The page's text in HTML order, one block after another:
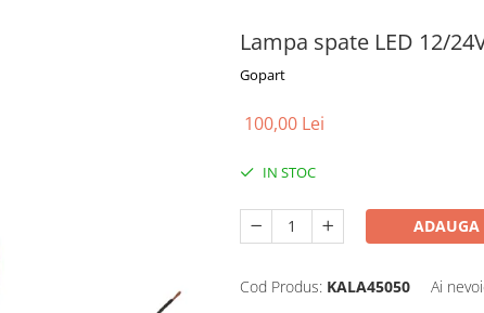
Lampa spate LED 12/
Gopart
100,00 Lei
IN STOC
ADAUGA
Cod Produs: KALA45050 Ai